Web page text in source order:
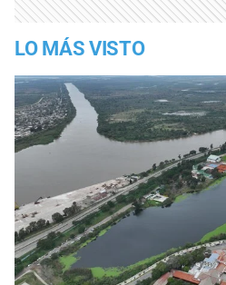
LO MÁS VISTO